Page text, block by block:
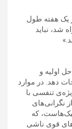
یک هفته طول
شد، نباید
اولیه و
دهد. در موارد
تنفسی با
که
قوی ناشی